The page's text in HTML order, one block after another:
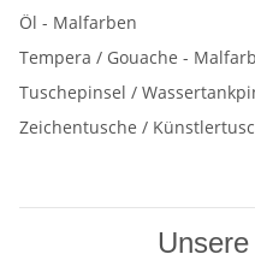
Öl - Malfarben
Tempera / Gouache -
Tuschepinsel /
Zeichentusche /